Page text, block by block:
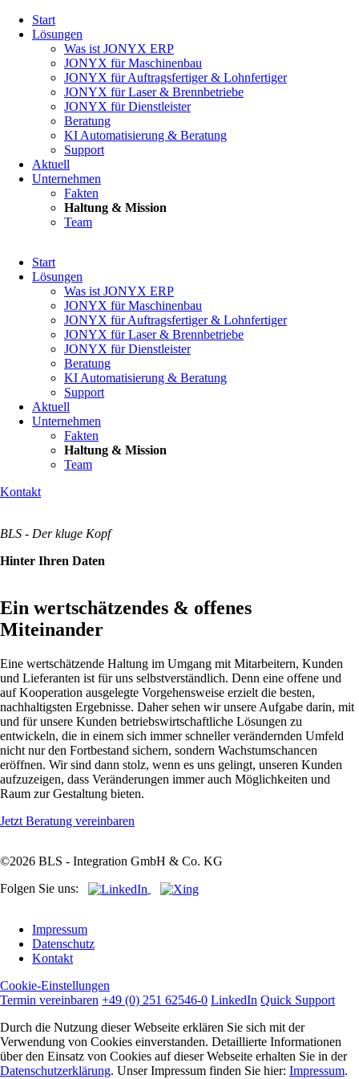
überspringen
Start
Lösungen
Was ist JONYX ERP
JONYX für Maschinenbau
JONYX für Auftragsfertiger & Lohnfertiger
JONYX für Laser & Brennbetriebe
JONYX für Dienstleister
Beratung
KI Automatisierung & Beratung
Support
Aktuell
Unternehmen
Fakten
Haltung & Mission
Team
überspringen
Start
Lösungen
Was ist JONYX ERP
JONYX für Maschinenbau
JONYX für Auftragsfertiger & Lohnfertiger
JONYX für Laser & Brennbetriebe
JONYX für Dienstleister
Beratung
KI Automatisierung & Beratung
Support
Aktuell
Unternehmen
Fakten
Haltung & Mission
Team
Kontakt
BLS - Der kluge Kopf
Hinter Ihren Daten
Ein wertschätzendes & offenes
Miteinander
Eine wertschätzende Haltung im Umgang mit Mitarbeitern, Kunden
und Lieferanten ist für uns selbstverständlich. Denn eine offene und
auf Kooperation ausgelegte Vorgehensweise erzielt die besten,
nachhaltigsten Ergebnisse. Daher sehen wir unsere Aufgabe darin, mit
und für unsere Kunden betriebswirtschaftliche Lösungen zu
entwickeln, die in einem sich immer schneller verändernden Umfeld
nicht nur den Fortbestand sichern, sondern Wachstumschancen
eröffnen. Wir sind dann stolz, wenn es uns gelingt, unseren Kunden
aufzuzeigen, dass Veränderungen immer auch Möglichkeiten und
Raum zur Gestaltung bieten.
Jetzt Beratung vereinbaren
©2026 BLS - Integration GmbH & Co. KG
Folgen Sie uns:
überspringen
Impressum
Datenschutz
Kontakt
Cookie-Einstellungen
Termin vereinbaren +49 (0) 251 62546-0 LinkedIn Quick Support
Durch die Nutzung dieser Webseite erklären Sie sich mit der
Verwendung von Cookies einverstanden. Detaillierte Informationen
über den Einsatz von Cookies auf dieser Webseite erhalten Sie in der
Datenschutzerklärung. Unser Impressum finden Sie hier: Impressum.